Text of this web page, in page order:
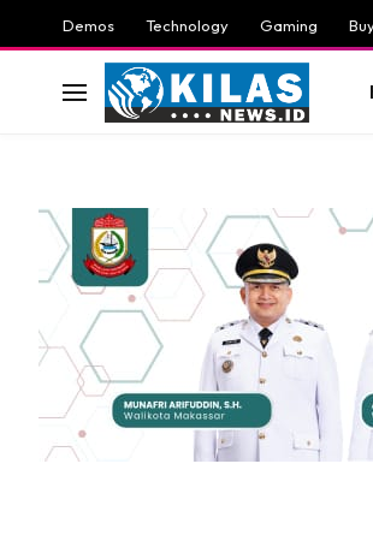
Demos Technology Gaming